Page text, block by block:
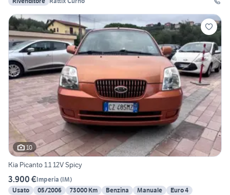
10
Kia Picanto 1.1 12V Spicy
3.900 €Imperia (IM)
Usato
05/2006 73000 Km Benzina Manuale
Euro 4